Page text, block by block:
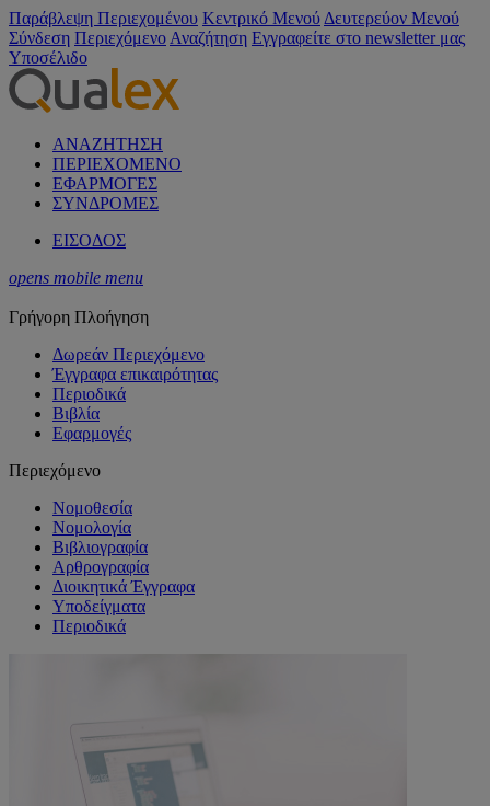
Παράβλεψη Περιεχομένου Κεντρικό Μενού Δευτερεύον Μενού
Σύνδεση Περιεχόμενο Αναζήτηση Εγγραφείτε στο newsletter μας
Υποσέλιδο
ΑΝΑΖΗΤΗΣΗ
ΠΕΡΙΕΧΟΜΕΝΟ
ΕΦΑΡΜΟΓΕΣ
ΣΥΝΔΡΟΜΕΣ
ΕΙΣΟΔΟΣ
opens mobile menu
Γρήγορη Πλοήγηση
Δωρεάν Περιεχόμενο
Έγγραφα επικαιρότητας
Περιοδικά
Βιβλία
Εφαρμογές
Περιεχόμενο
Νομοθεσία
Νομολογία
Βιβλιογραφία
Αρθρογραφία
Διοικητικά Έγγραφα
Υποδείγματα
Περιοδικά